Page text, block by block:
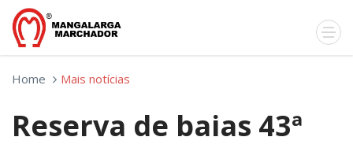
Home Mais notícias
Reserva de baias 43ª